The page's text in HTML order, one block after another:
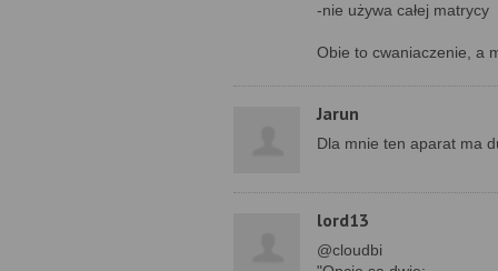
-nie używa całej matrycy
Obie to cwaniaczenie, a
Jarun
Dla mnie ten aparat ma
lord13
@cloudbi